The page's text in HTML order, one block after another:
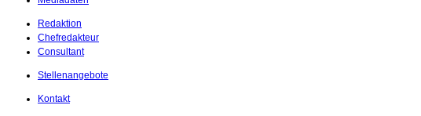
Redaktion
Chefredakteur
Consultant
Stellenangebote
Kontakt